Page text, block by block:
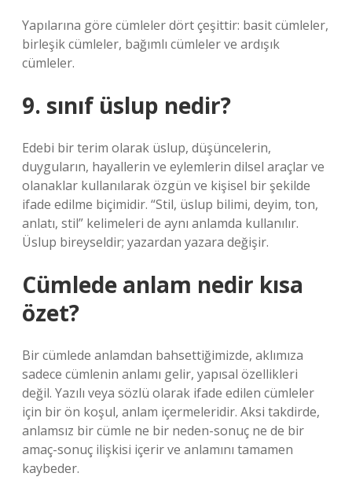
Yapılarına göre cümleler dört çeşittir: basit cümleler,
birleşik cümleler, bağımlı cümleler ve ardışık
cümleler.
9. sınıf üslup nedir?
Edebi bir terim olarak üslup, düşüncelerin,
duyguların, hayallerin ve eylemlerin dilsel araçlar ve
olanaklar kullanılarak özgün ve kişisel bir şekilde
ifade edilme biçimidir. “Stil, üslup bilimi, deyim, ton,
anlatı, stil” kelimeleri de aynı anlamda kullanılır.
Üslup bireyseldir; yazardan yazara değişir.
Cümlede anlam nedir kısa
özet?
Bir cümlede anlamdan bahsettiğimizde, aklımıza
sadece cümlenin anlamı gelir, yapısal özellikleri
değil. Yazılı veya sözlü olarak ifade edilen cümleler
için bir ön koşul, anlam içermeleridir. Aksi takdirde,
anlamsız bir cümle ne bir neden-sonuç ne de bir
amaç-sonuç ilişkisi içerir ve anlamını tamamen
kaybeder.